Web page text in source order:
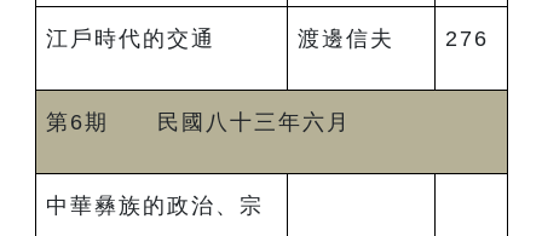
江戶時代的交通 渡邊信夫 276
第6期 民國八十三年六月
中華彝族的政治、宗